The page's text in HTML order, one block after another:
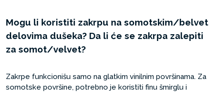
Mogu li koristiti zakrpu na somotskim/belvet
delovima dušeka? Da li će se zakrpa zalepiti
za somot/velvet?
Zakrpe funkcionišu samo na glatkim vinilnim površinama. Za
somotske površine, potrebno je koristiti finu šmirglu i